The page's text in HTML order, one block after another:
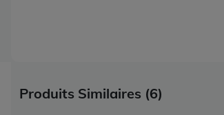
Produits Similaires (6)